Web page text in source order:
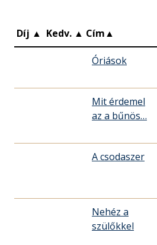
Díj ▲ Kedv. ▲ Cím▲
Óriások
Mit érdemel
az a bűnös…
A csodaszer
Nehéz a
szülőkkel